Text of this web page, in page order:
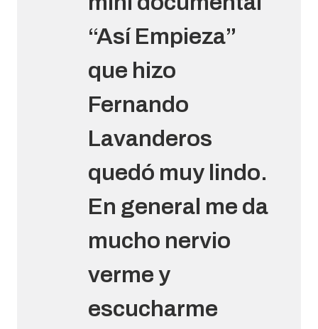
“Así Empieza”
que hizo
Fernando
Lavanderos
quedó muy lindo.
En general me da
mucho nervio
verme y
escucharme